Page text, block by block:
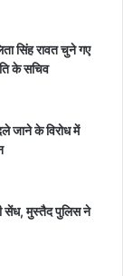
सिंह रावत चुने गए
के सचिव
जाने के विरोध में
सेंध, मुस्तैद पुलिस ने